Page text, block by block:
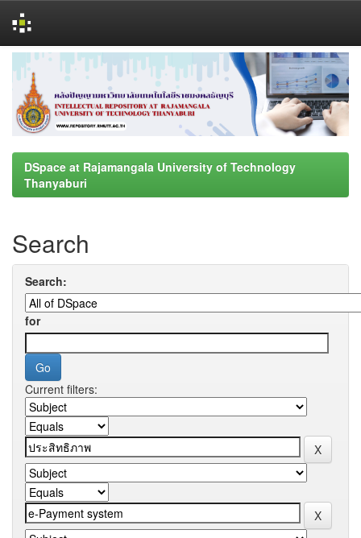
navigation
DSpace at Rajamangala University of Technology
Thanyaburi
Search
Search:
for
Current filters: